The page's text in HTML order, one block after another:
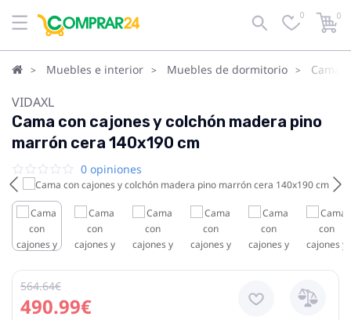
0 0
Muebles e interior Muebles de dormitorio Camas
VIDAXL
Cama con cajones y colchón madera pino
marrón cera 140x190 cm
0 opiniones
490.99€
564.64€